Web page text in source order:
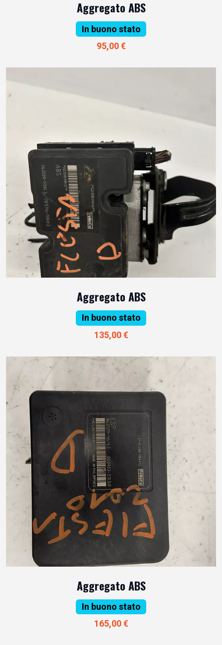
Aggregato ABS
In buono stato
95,00 €
Aggregato ABS
In buono stato
135,00 €
Aggregato ABS
In buono stato
165,00 €